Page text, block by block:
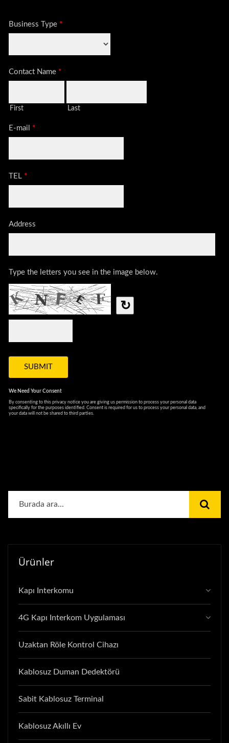
Ürünler
Kapı Interkomu
4G Kapı Interkom Uygulaması
Uzaktan Röle Kontrol Cihazı
Kablosuz Duman Dedektörü
Sabit Kablosuz Terminal
Kablosuz Akıllı Ev